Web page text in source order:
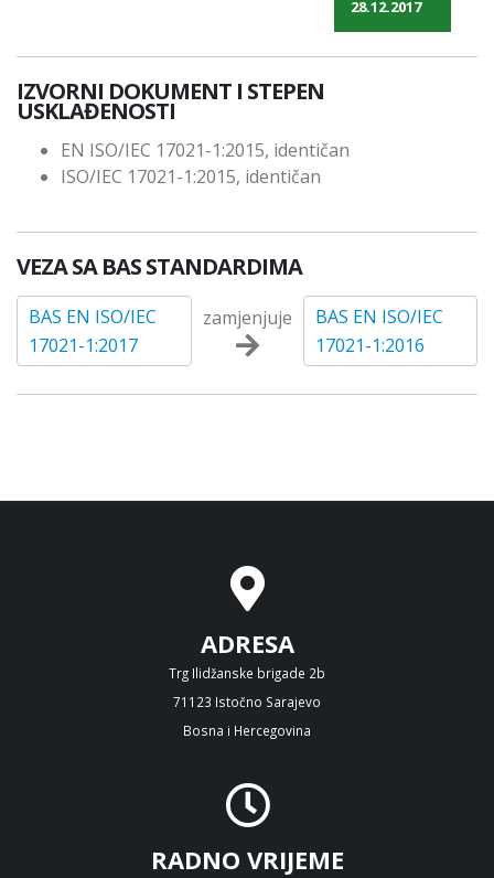
28.12.2017
IZVORNI DOKUMENT I STEPEN
USKLAĐENOSTI
EN ISO/IEC 17021-1:2015, identičan
ISO/IEC 17021-1:2015, identičan
VEZA SA BAS STANDARDIMA
BAS EN ISO/IEC
17021-1:2017
zamjenjuje
BAS EN ISO/IEC
17021-1:2016
ADRESA
Trg Ilidžanske brigade 2b
71123 Istočno Sarajevo
Bosna i Hercegovina
RADNO VRIJEME